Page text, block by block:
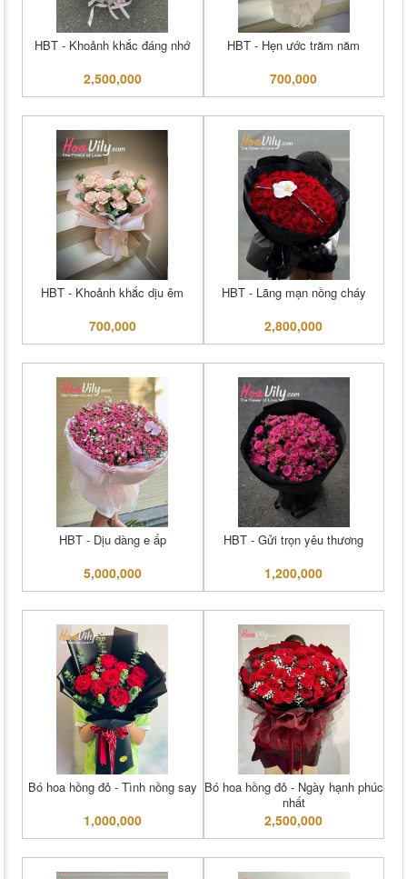
HBT - Khoảnh khắc đáng nhớ
2,500,000
HBT - Hẹn ước trăm năm
700,000
HBT - Khoảnh khắc dịu êm
700,000
HBT - Lãng mạn nồng cháy
2,800,000
HBT - Dịu dàng e ấp
5,000,000
HBT - Gửi trọn yêu thương
1,200,000
Bó hoa hồng đỏ - Tình nồng say
1,000,000
Bó hoa hồng đỏ - Ngày hạnh phúc
nhất
2,500,000